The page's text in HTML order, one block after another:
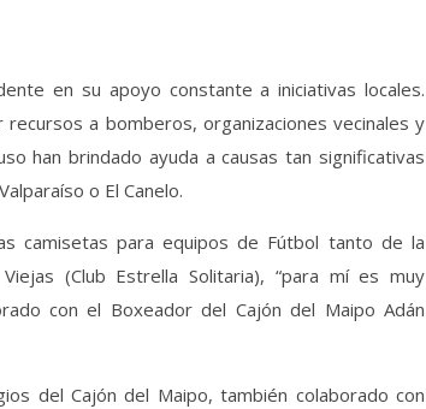
en su apoyo constante a iniciativas locales.
a bomberos, organizaciones vecinales y
han brindado ayuda a causas tan significativas
o El Canelo.
camisetas para equipos de Fútbol tanto de la
(Club Estrella Solitaria), “para mí es muy
con el Boxeador del Cajón del Maipo Adán
del Cajón del Maipo, también colaborado con